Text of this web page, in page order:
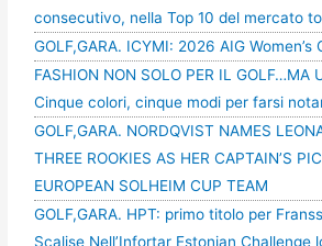
consecutivo, nella Top 10 del mercato
GOLF,GARA. ICYMI: 2026 AIG Women’s
FASHION NON SOLO PER IL GOLF…MA
Cinque colori, cinque modi per farsi
GOLF,GARA. NORDQVIST NAMES
THREE ROOKIES AS HER CAPTAIN’S
EUROPEAN SOLHEIM CUP TEAM
GOLF,GARA. HPT: primo titolo per
Scalise Nell’Infortar Estonian Challenge